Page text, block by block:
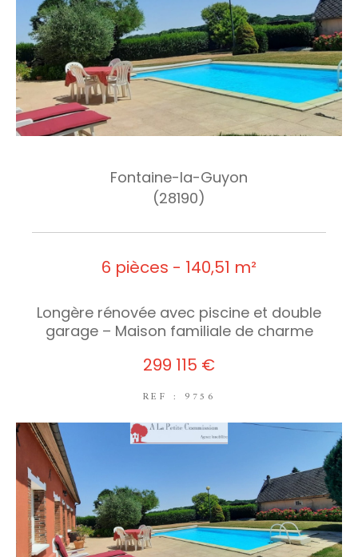
Fontaine-la-Guyon
(28190)
6 pièces - 140,51 m²
Longère rénovée avec piscine et double
garage – Maison familiale de charme
299 115 €
REF : 9756